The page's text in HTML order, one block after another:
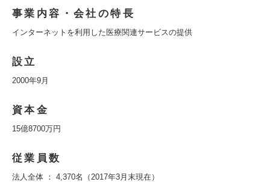
事業内容・会社の特長
インターネットを利用した医療関連サービスの提供
設立
2000年9月
資本金
15億8700万円
従業員数
法人全体 ： 4,370名（2017年3月末現在）